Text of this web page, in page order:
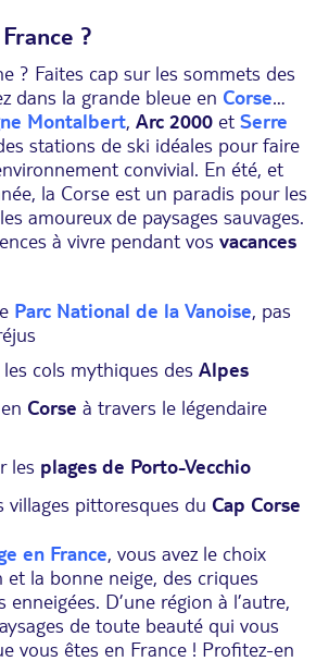
?
? Faites cap sur les sommets des
dans la grande bleue en Corse…
Montalbert, Arc 2000 et Serre
stations de ski idéales pour faire
convivial. En été, et
la Corse est un paradis pour les
amoureux de paysages sauvages.
à vivre pendant vos vacances
Parc National de la Vanoise, pas
les cols mythiques des Alpes
Corse à travers le légendaire
les plages de Porto-Vecchio
villages pittoresques du Cap Corse
en France, vous avez le choix
et la bonne neige, des criques
enneigées. D’une région à l’autre,
de toute beauté qui vous
vous êtes en France ! Profitez-en